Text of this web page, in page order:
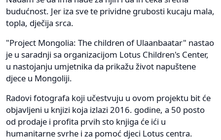
budućnost. Jer iza sve te prividne grubosti kucaju mala,
topla, dječija srca.
"Project Mongolia: The children of Ulaanbaatar" nastao
je u saradnji sa organizacijom Lotus Children's Center,
u nastojanju umjetnika da prikažu život napuštene
djece u Mongoliji.
Radovi fotografa koji učestvuju u ovom projektu bit će
objavljeni u knjizi koja izlazi 2016. godine, a 50 posto
od prodaje i profita prvih sto knjiga će ići u
humanitarne svrhe i za pomoć djeci Lotus centra.